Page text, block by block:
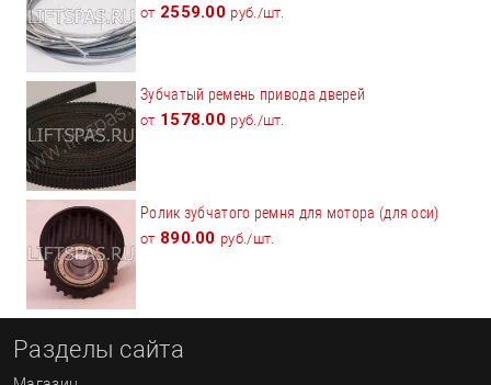
от 2559.00 руб./шт.
Зубчатый ремень привода дверей
от 1578.00 руб./шт.
Ролик зубчатого ремня для мотора (для оси)
от 890.00 руб./шт.
Разделы сайта